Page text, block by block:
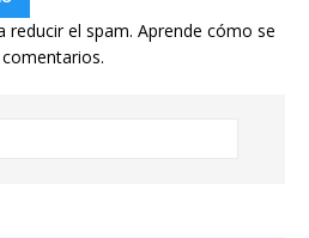
reducir el spam. Aprende cómo se